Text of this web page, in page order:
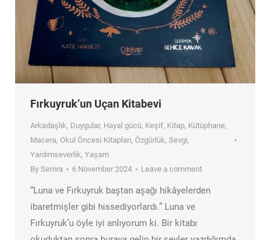
Fırkuyruk’un Uçan Kitabevi
Arkadaşlık, Duygular, Hayal gücü, Keşif, Kitap, Kütüphane,
Macera, Okul Öncesi Kitapları, Özgürlük, Sevgi,
Yardımseverlik, Yaşam
By Semra 6 November 2024 Leave a comment
“Luna ve Fırkuyruk baştan aşağı hikâyelerden
ibaretmişler gibi hissediyorlardı.” Luna ve
Fırkuyruk’u öyle iyi anlıyorum ki. Bir kitabı